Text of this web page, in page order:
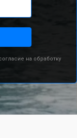
на обработку